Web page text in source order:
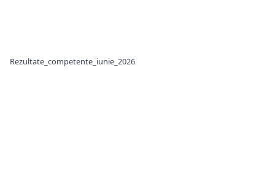
Rezultate_competente_iunie_2026